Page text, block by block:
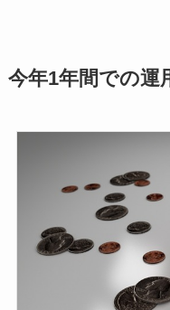
今年1年間での運